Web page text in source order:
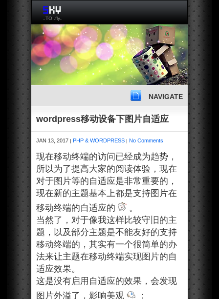
..TO..fly..
NAVIGATE
wordpress移动设备下图片自适应
JAN 13, 2017 | PHP & WORDPRESS | No Comments
现在移动终端的访问已经成为趋势，
所以为了提高大家的阅读体验，现在
对于图片等的自适应是非常重要的，
现在新的主题基本上都是支持图片在
移动终端的自适应的
。
当然了，对于像我这样比较守旧的主
题，以及部分主题是不能友好的支持
移动终端的，其实有一个很简单的办
法来让主题在移动终端实现图片的自
适应效果。
这是没有启用自适应的效果，会发现
图片外溢了，影响美观
：